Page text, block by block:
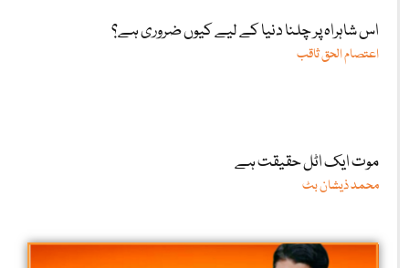
اس شاہراہ پر چلنا دنیا کے لیے کیوں ضروری ہے؟
اعتصام الحق ثاقب
موت ایک اٹل حقیقت ہے
محمد ذیشان بٹ